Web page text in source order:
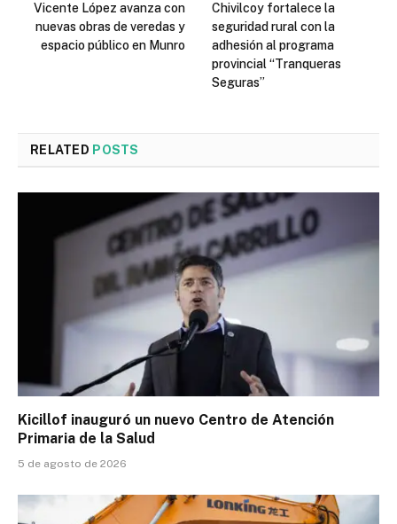
Vicente López avanza con
nuevas obras de veredas y
espacio público en Munro
Chivilcoy fortalece la
seguridad rural con la
adhesión al programa
provincial “Tranqueras
Seguras”
RELATED POSTS
Kicillof inauguró un nuevo Centro de Atención
Primaria de la Salud
5 de agosto de 2026